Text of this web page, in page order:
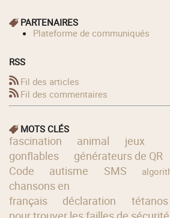
PARTENAIRES
Plateforme de communiqués
RSS
Fil des articles
Fil des commentaires
MOTS CLÉS
fascination animal
jeux
gonflables
générateurs de QR
Code
autisme SMS
chansons en
français
déclaration tétanos